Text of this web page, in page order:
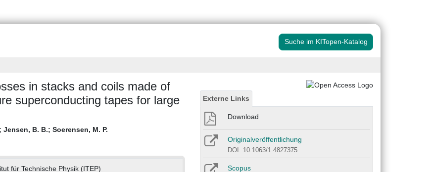
Suche im KITopen-Katalog
in stacks and coils made of
superconducting tapes for large
; Jensen, B. B.; Soerensen, M. P.
für Technische Physik (ITEP)
Externe Links
Download
Originalveröffentlichung
DOI: 10.1063/1.4827375
Scopus